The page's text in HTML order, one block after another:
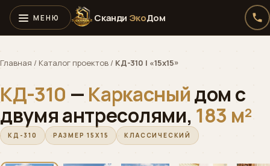
Сканди ЭкоДом
Главная / Каталог проектов / КД-310 | «15х15»
КД-310 — Каркасныйдом с
двумя антресолями, 183 м²
КД-310 РАЗМЕР 15Х15 КЛАССИЧЕСКИЙ
‹